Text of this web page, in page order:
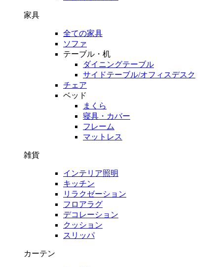
家具
全ての家具
ソファ
テーブル・机
ダイニングテーブル
サイドテーブル/オフィスデスク
チェア
ベッド
まくら
寝具・カバー
フレーム
マットレス
雑貨
インテリア照明
キッチン
リラクゼーション
フロアラグ
デコレーション
クッション
スリッパ
カーテン